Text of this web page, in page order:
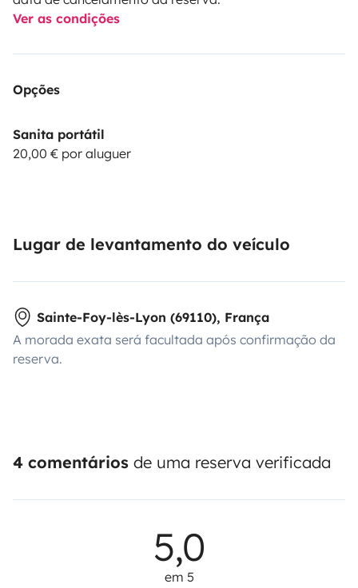
Ver as condições
Opções
Sanita portátil
20,00 € por aluguer
Lugar de levantamento do veículo
Sainte-Foy-lès-Lyon (69110), França
A morada exata será facultada após confirmação da
reserva.
4 comentários de uma reserva verificada
5,0
em 5